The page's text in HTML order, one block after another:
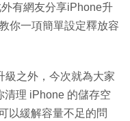
有網友分享iPhone升
你一項簡單設定釋放容
級之外，今次就為大家
清理 iPhone 的儲存空
以緩解容量不足的問